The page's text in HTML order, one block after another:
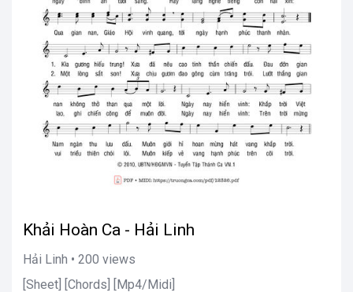
Khải Hoàn Ca - Hải Linh
Hải Linh • 200 views
[Sheet] [Chords] [Mp4/Midi]